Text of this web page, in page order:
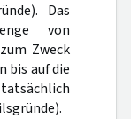
Das
von
Zweck
bis auf die